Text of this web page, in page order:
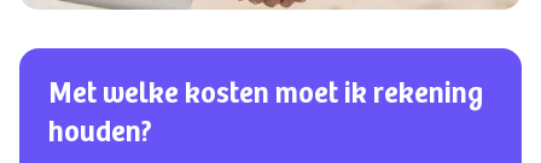
Met welke kosten moet ik rekening
houden?